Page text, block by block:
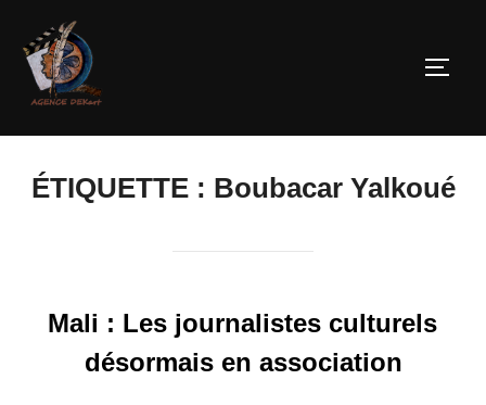
ÉTIQUETTE : Boubacar Yalkoué
Mali : Les journalistes culturels
désormais en association